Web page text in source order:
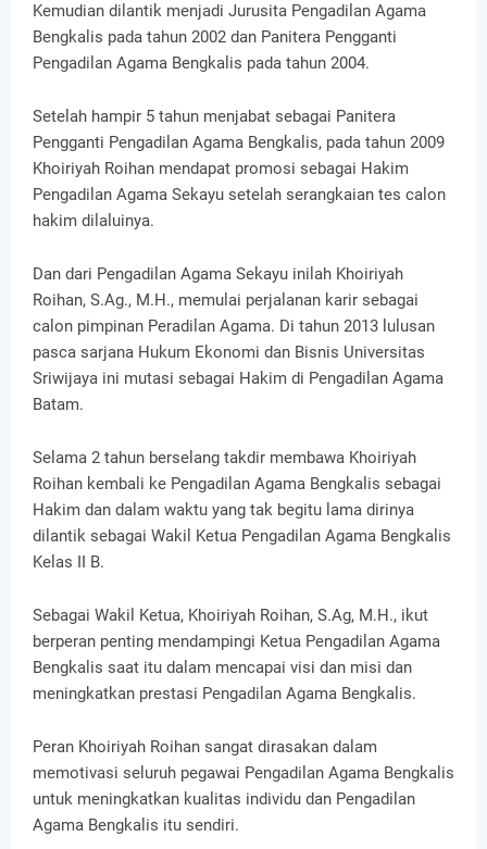
Kemudian dilantik menjadi Jurusita Pengadilan Agama
Bengkalis pada tahun 2002 dan Panitera Pengganti
Pengadilan Agama Bengkalis pada tahun 2004.
Setelah hampir 5 tahun menjabat sebagai Panitera
Pengganti Pengadilan Agama Bengkalis, pada tahun 2009
Khoiriyah Roihan mendapat promosi sebagai Hakim
Pengadilan Agama Sekayu setelah serangkaian tes calon
hakim dilaluinya.
Dan dari Pengadilan Agama Sekayu inilah Khoiriyah
Roihan, S.Ag., M.H., memulai perjalanan karir sebagai
calon pimpinan Peradilan Agama. Di tahun 2013 lulusan
pasca sarjana Hukum Ekonomi dan Bisnis Universitas
Sriwijaya ini mutasi sebagai Hakim di Pengadilan Agama
Batam.
Selama 2 tahun berselang takdir membawa Khoiriyah
Roihan kembali ke Pengadilan Agama Bengkalis sebagai
Hakim dan dalam waktu yang tak begitu lama dirinya
dilantik sebagai Wakil Ketua Pengadilan Agama Bengkalis
Kelas II B.
Sebagai Wakil Ketua, Khoiriyah Roihan, S.Ag, M.H., ikut
berperan penting mendampingi Ketua Pengadilan Agama
Bengkalis saat itu dalam mencapai visi dan misi dan
meningkatkan prestasi Pengadilan Agama Bengkalis.
Peran Khoiriyah Roihan sangat dirasakan dalam
memotivasi seluruh pegawai Pengadilan Agama Bengkalis
untuk meningkatkan kualitas individu dan Pengadilan
Agama Bengkalis itu sendiri.